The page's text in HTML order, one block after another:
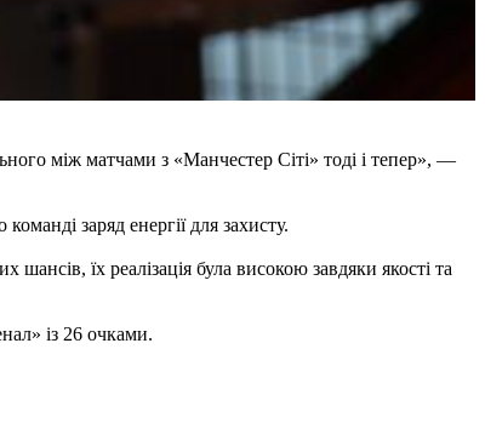
між матчами з «Манчестер Сіті» тоді і тепер», —
заряд енергії для захисту.
їх реалізація була високою завдяки якості та
із 26 очками.